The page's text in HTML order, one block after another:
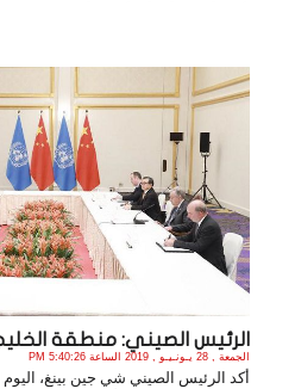
الرئيس الصيني: منطقة
الجمعة , 28 يـونـيـو , 2019 الساعة 5:40:26 PM
أكد الرئيس الصيني شي جين بينغ،